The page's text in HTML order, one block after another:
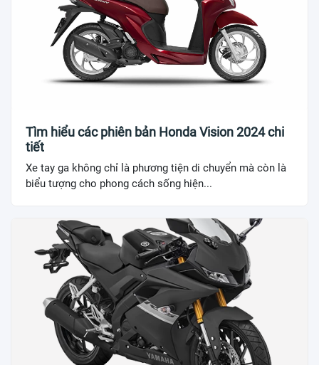
Tìm hiểu các phiên bản Honda Vision 2024 chi
tiết
Xe tay ga không chỉ là phương tiện di chuyển mà còn là
biểu tượng cho phong cách sống hiện...